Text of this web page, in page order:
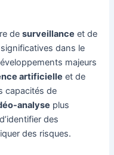
desurveillance et de
dans le
majeurs
artificielle et de
capacités de
analyse plus
des
des risques.